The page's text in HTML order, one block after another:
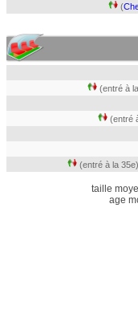
(
(entré à
(entré
(entré à la 35e)
taille
age